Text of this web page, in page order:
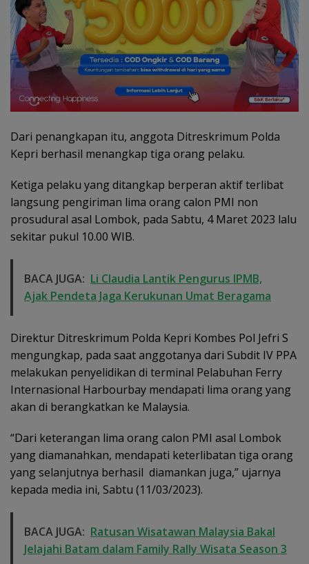
Dari penangkapan itu, anggota Ditreskrimum Polda
Kepri berhasil menangkap tiga orang pelaku.
Ketiga pelaku yang ditangkap berperan aktif terlibat
langsung pengiriman lima orang calon PMI non
prosudural asal Lombok, pada Sabtu, 4 Maret 2023 lalu
sekitar pukul 10.00 WIB.
BACA JUGA: Li Claudia Lantik Pengurus IPMB,
Ajak Pendeta Jaga Kerukunan Umat Beragama
Direktur Ditreskrimum Polda Kepri Kombes Pol Jefri S
mengungkap, pada saat anggotanya dari Subdit IV PPA
melakukan penyelidikan di terminal Pelabuhan Ferry
Internasional Harbourbay mendapati lima orang yang
akan di berangkatkan ke Malaysia.
“Dari keterangan lima orang calon PMI asal Lombok
yang diamanahkan, mendapati keterlibatan tiga orang
yang selanjutnya berhasil diamankan juga,” ujarnya
kepada media ini, Sabtu (11/03/2023).
BACA JUGA: Ratusan Wisatawan Malaysia Bakal
Jelajahi Batam dalam Family Rally Wisata Season 3